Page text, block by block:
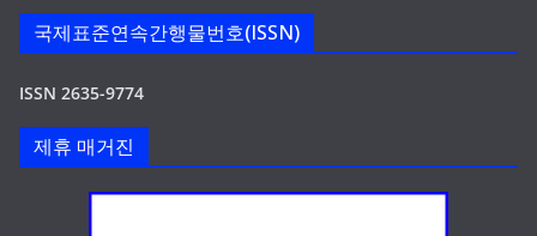
국제표준연속간행물번호(ISSN)
ISSN 2635-9774
제휴 매거진